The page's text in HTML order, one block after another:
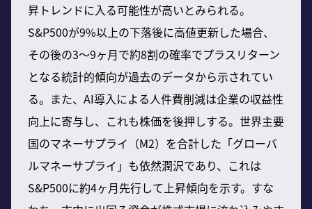
昇トレンドに入る可能性が高いとみられる。
S&P500が9%以上の下落後に高値更新した場合、
その後の3～9ヶ月で約8割の確率でプラスリターン
となる統計的傾向が過去のデータから示されてい
る。また、AI導入による人件費削減は企業の収益性
向上に寄与し、これも株価を後押しする。世界主要
国のマネーサプライ（M2）を合計した「グローバ
ルマネーサプライ」も依然潤沢であり、これは
S&P500に約4ヶ月先行して上昇傾向を示す。すな